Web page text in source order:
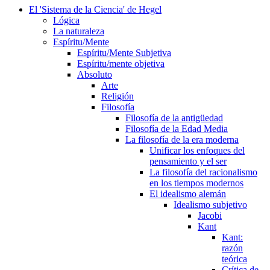
El 'Sistema de la Ciencia' de Hegel
Lógica
La naturaleza
Espíritu/Mente
Espíritu/Mente Subjetiva
Espíritu/mente objetiva
Absoluto
Arte
Religión
Filosofía
Filosofía de la antigüedad
Filosofía de la Edad Media
La filosofía de la era moderna
Unificar los enfoques del
pensamiento y el ser
La filosofía del racionalismo
en los tiempos modernos
El idealismo alemán
Idealismo subjetivo
Jacobi
Kant
Kant:
razón
teórica